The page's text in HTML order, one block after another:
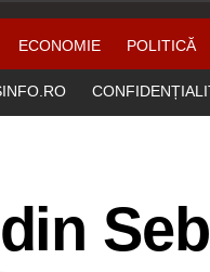
ECONOMIE POLITICĂ